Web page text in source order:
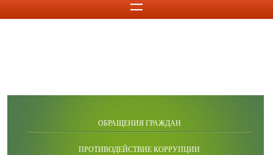
ОБРАЩЕНИЯ ГРАЖДАН
ПРОТИВОДЕЙСТВИЕ КОРРУПЦИИ